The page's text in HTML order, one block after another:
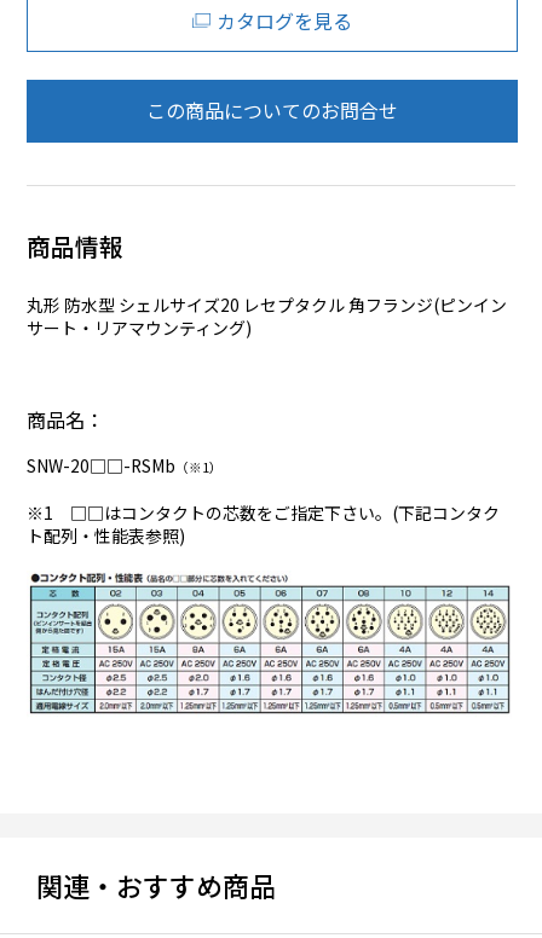
カタログを見る
この商品についてのお問合せ
商品情報
丸形 防水型 シェルサイズ20 レセプタクル 角フランジ(ピンイン
サート・リアマウンティング)
商品名：
SNW-20□□-RSMb （※1）
※1 □□はコンタクトの芯数をご指定下さい。(下記コンタク
ト配列・性能表参照)
関連・おすすめ商品